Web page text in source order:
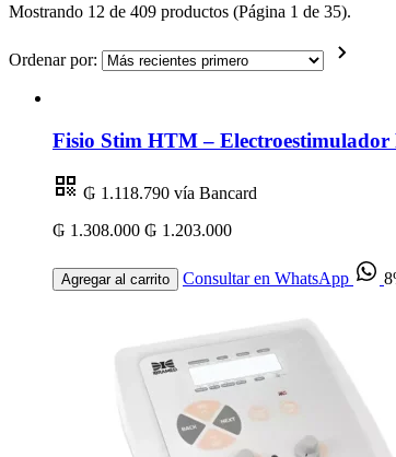
Mostrando 12 de 409 productos (Página 1 de 35).
Ordenar por:
Fisio Stim HTM –
₲ 1.118.790 vía Bancard
₲ 1.308.000 ₲ 1.203.000
Agregar al carrito Consultar en WhatsApp